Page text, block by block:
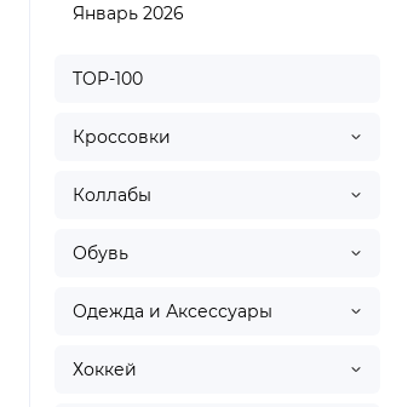
Январь 2026
TOP-100
Кроссовки
Коллабы
Обувь
Одежда и Аксессуары
Хоккей